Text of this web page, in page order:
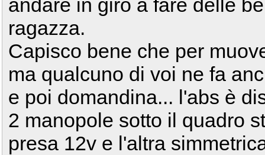
andare in giro a fare delle
ragazza.
Capisco bene che per
ma qualcuno di voi ne fa
e poi domandina... l'abs è
2 manopole sotto il quadro
presa 12v e l'altra